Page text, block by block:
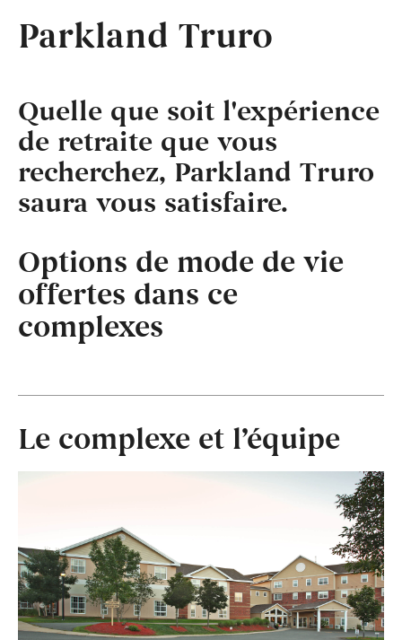
Parkland Truro
Quelle que soit l'expérience
de retraite que vous
recherchez, Parkland Truro
saura vous satisfaire.
Options de mode de vie
offertes dans ce
complexes
Le complexe et l’équipe